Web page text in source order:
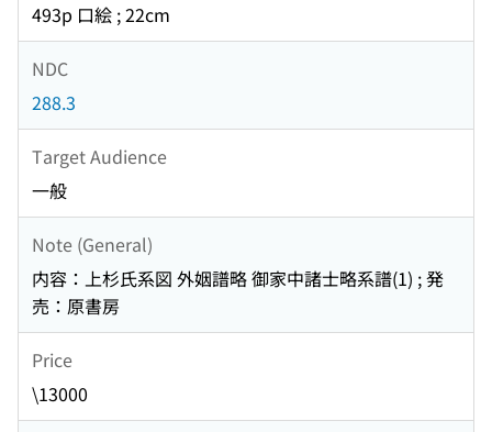
493p 口絵 ; 22cm
NDC
288.3
Target Audience
一般
Note (General)
内容：上杉氏系図 外姻譜略 御家中諸士略系譜(1) ; 発
売：原書房
Price
\13000